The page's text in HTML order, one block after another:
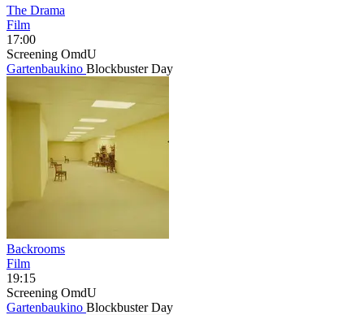
The Drama
Film
17:00
Screening OmdU
Gartenbaukino Blockbuster Day
Backrooms
Film
19:15
Screening OmdU
Gartenbaukino Blockbuster Day